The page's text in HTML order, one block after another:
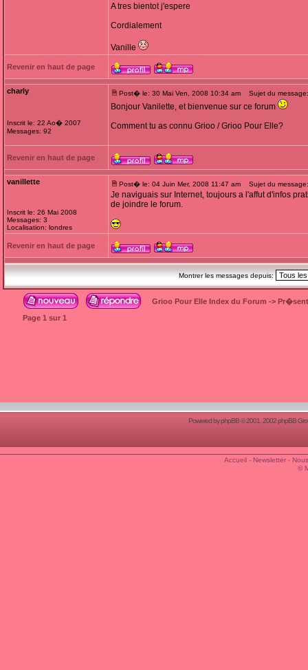
A tres bientot j'espere
Cordialement
Vanille
Revenir en haut de page
charly
Inscrit le: 22 Ao� 2007
Messages: 92
Post� le: 30 Mai Ven, 2008 10:34 am Sujet du message:
Bonjour Vanilette, et bienvenue sur ce forum
Comment tu as connu Grioo / Grioo Pour Elle?
Revenir en haut de page
vanillette
Inscrit le: 26 Mai 2008
Messages: 3
Localisation: londres
Post� le: 04 Juin Mer, 2008 11:47 am Sujet du
Je naviguais sur Internet, toujours a l'affut d'infos
de joindre le forum.
Revenir en haut de page
Montrer les messages depuis:
Grioo Pour Elle Index du Forum ->
Page 1 sur 1
Powered byphpBB© 2001, 2002 phpBB
Accueil- Newsletter-
©